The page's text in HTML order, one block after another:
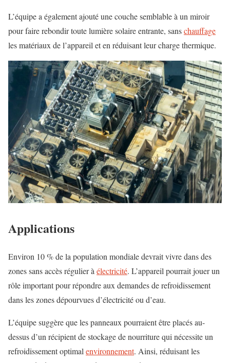
L’équipe a également ajouté une couche semblable à un miroir
pour faire rebondir toute lumière solaire entrante, sanschauffage
les matériaux de l’appareil et en réduisant leur charge thermique.
Applications
Environ 10 % de la population mondiale devrait vivre dans des
zones sans accès régulier à électricité. L’appareil pourrait jouer un
rôle important pour répondre aux demandes de refroidissement
dans les zones dépourvues d’électricité ou d’eau.
L’équipe suggère que les panneaux pourraient être placés au-
dessus d’un récipient de stockage de nourriture qui nécessite un
refroidissement optimal environnement. Ainsi, réduisant les